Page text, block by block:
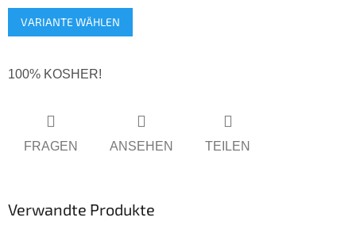
Verkaufspreis:
VARIANTE WÄHLEN
100% KOSHER!
FRAGEN ANSEHEN TEILEN
Verwandte Produkte